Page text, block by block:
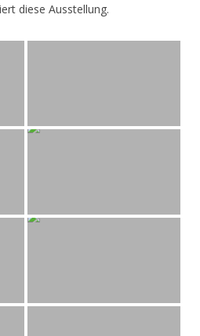
diese Ausstellung.